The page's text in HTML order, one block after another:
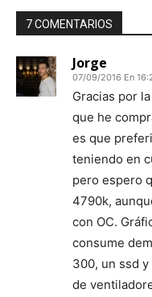
7 COMENTARIOS
Jorge
07/09/2016 En
Gracias por
que he
es que
teniendo en
pero espero
4790k,
con OC.
consume
300, un ssd
de